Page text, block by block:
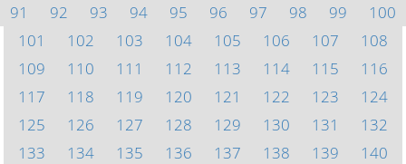
91
92 93 94 95 96 97 98 99
100
101
102 103 104 105 106 107
108
109
110 111 112 113 114 115
116
117
118 119 120 121 122 123
124
125
126 127 128 129 130 131
132
133
134 135 136 137 138 139
140